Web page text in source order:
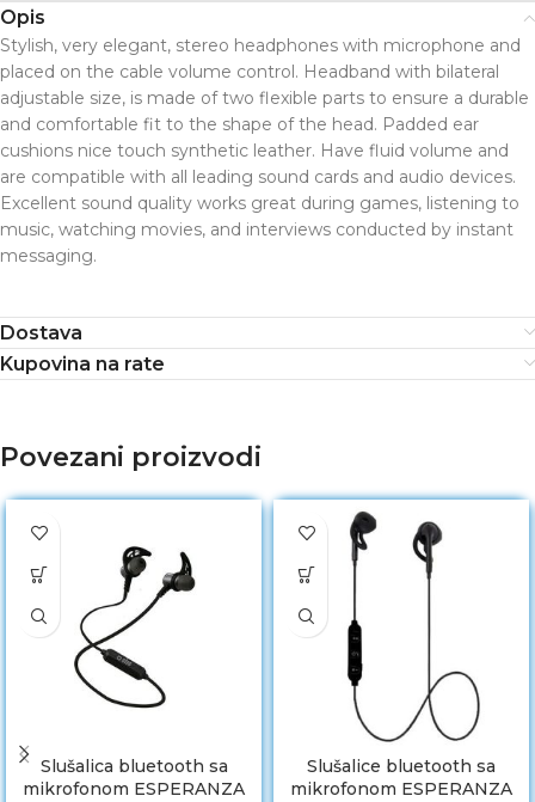
Opis
Stylish, very elegant, stereo headphones with microphone and
placed on the cable volume control. Headband with bilateral
adjustable size, is made of two flexible parts to ensure a durable
and comfortable fit to the shape of the head. Padded ear
cushions nice touch synthetic leather. Have fluid volume and
are compatible with all leading sound cards and audio devices.
Excellent sound quality works great during games, listening to
music, watching movies, and interviews conducted by instant
messaging.
Dostava
Kupovina na rate
Povezani proizvodi
Slušalica bluetooth sa
mikrofonom ESPERANZA
Slušalice bluetooth sa
mikrofonom ESPERANZA